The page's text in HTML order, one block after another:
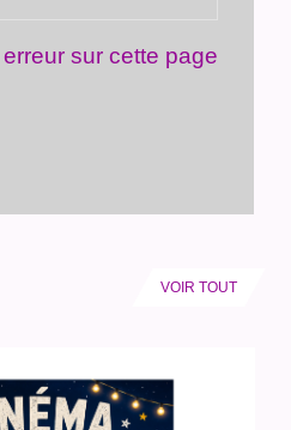
sur cette page
VOIR TOUT